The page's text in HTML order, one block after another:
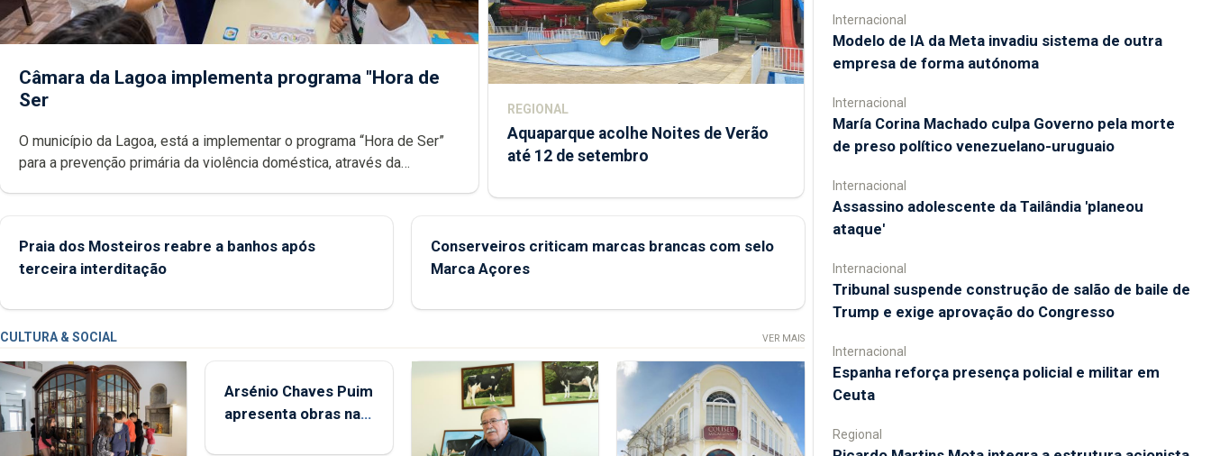
Câmara da Lagoa implementa programa "Hora de
Ser
O município da Lagoa, está a implementar o programa “Hora de Ser”
para a prevenção primária da violência doméstica, através da
REGIONAL
Aquaparque acolhe Noites de Verão
até 12 de setembro
Praia dos Mosteiros reabre a banhos após
terceira interditação
Conserveiros criticam marcas brancas com selo
Marca Açores
CULTURA & SOCIAL VER MAIS
Arsénio Chaves Puim
apresenta obras na
Internacional
Modelo de IA da Meta invadiu sistema de outra
empresa de forma autónoma
Internacional
María Corina Machado culpa Governo pela morte
de preso político venezuelano-uruguaio
Internacional
Assassino adolescente da Tailândia 'planeou
ataque'
Internacional
Tribunal suspende construção de salão de baile de
Trump e exige aprovação do Congresso
Internacional
Espanha reforça presença policial e militar em
Ceuta
Regional